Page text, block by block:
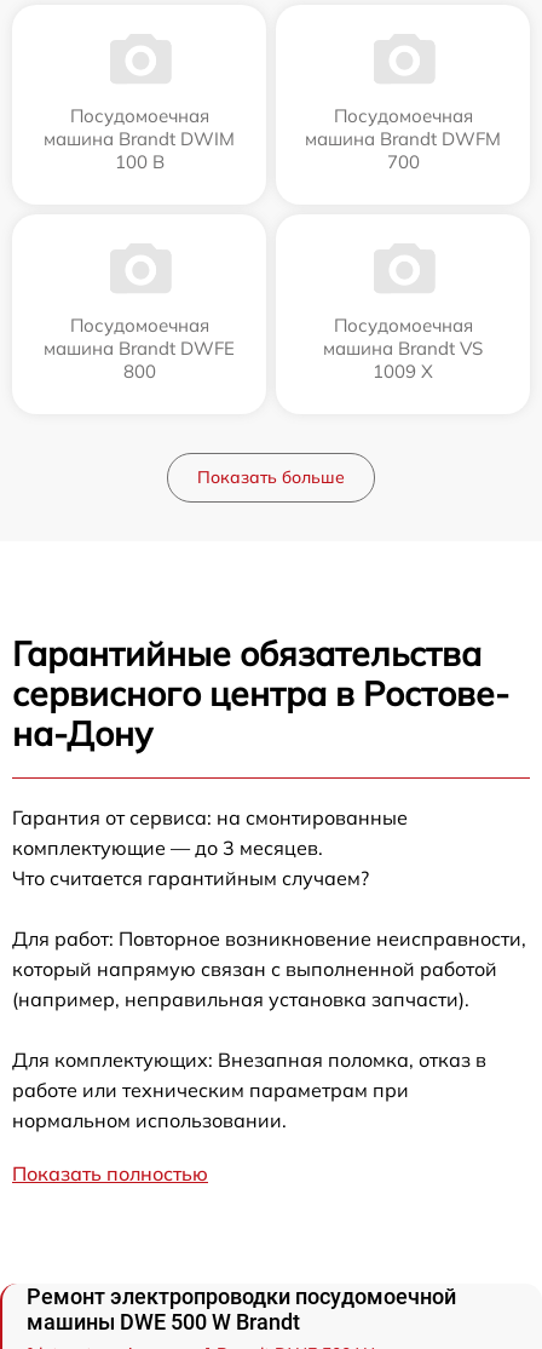
Посудомоечная
машина Brandt DWIM
100 B
Посудомоечная
машина Brandt DWFM
700
Посудомоечная
машина Brandt DWFE
800
Посудомоечная
машина Brandt VS
1009 X
Показать больше
Гарантийные обязательства
сервисного центра в Ростове-
на-Дону
Гарантия от сервиса: на смонтированные
комплектующие — до 3 месяцев.
Что считается гарантийным случаем?
Для работ: Повторное возникновение неисправности,
который напрямую связан с выполненной работой
(например, неправильная установка запчасти).
Для комплектующих: Внезапная поломка, отказ в
работе или техническим параметрам при
нормальном использовании.
Показать полностью
Ремонт электропроводки посудомоечной
машины DWE 500 W Brandt